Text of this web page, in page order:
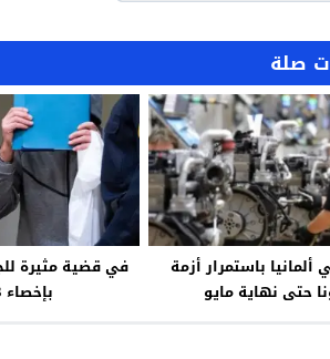
صلة
توقعات في ⁧‫ألمانيا‬⁩ باستمرار أزمة
في قضية مثيرة
بإخصاء 8 رجال